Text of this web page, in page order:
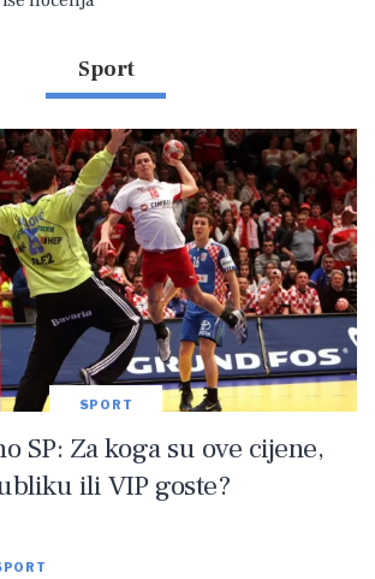
Sport
SPORT
SP: Za koga su ove cijene,
ili VIP goste?